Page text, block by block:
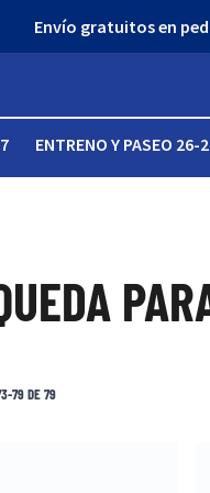
Envío gratuitos en
ENTRENO Y PASEO 26-
-79DE79